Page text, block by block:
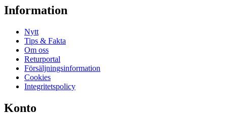
Information
Nytt
Tips & Fakta
Om oss
Returportal
Försäljningsinformation
Cookies
Integritetspolicy
Konto